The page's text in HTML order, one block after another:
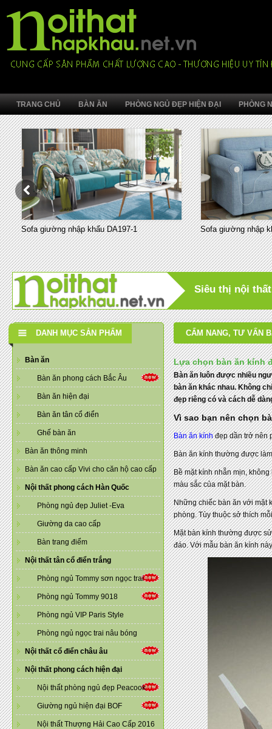
TRANG CHỦ BÀN ĂN PHÒNG NGỦ ĐẸP HIỆN ĐẠI PHÒNG
Sofa giường nhập khẩu DA197-1 Sofa giường nhập
Siêu thị nội
DANH MỤC SẢN PHẨM
Bàn ăn
Bàn ăn phong cách Bắc Âu
Bàn ăn hiện đại
Bàn ăn tân cổ điển
Ghế bàn ăn
Bàn ăn thông minh
Bàn ăn cao cấp Vivi cho căn hộ cao cấp
Nội thất phong cách Hàn Quốc
Phòng ngủ đẹp Juliet -Eva
Giường da cao cấp
Bàn trang điểm
Nội thất tân cổ điển trắng
Phòng ngủ Tommy sơn ngọc trai
Phòng ngủ Tommy 9018
Phòng ngủ VIP Paris Style
Phòng ngủ ngọc trai nâu bóng
Nội thất cổ điển châu âu
Nội thất phong cách hiện đại
Nội thất phòng ngủ đẹp Peacook
Giường ngủ hiện đại BOF
Nội thất Thượng Hải Cao Cấp 2016
CẨM NANG, TƯ VẤN
Lựa chọn bàn ăn kính
Bàn ăn luôn được nhiều
bàn ăn khác nhau. Không
đẹp riêng có và cách dễ
Vì sao bạn nên chọn
Bàn ăn kínhđẹp dần trở nên
Bàn ăn kính thường được
Bề mặt kính nhẵn mịn,
màu sắc của mặt bàn.
Những chiếc bàn ăn với mặt
phòng. Tùy thuộc sở thích
Mặt bàn kính thường được
đáo. Với mẫu bàn ăn kính